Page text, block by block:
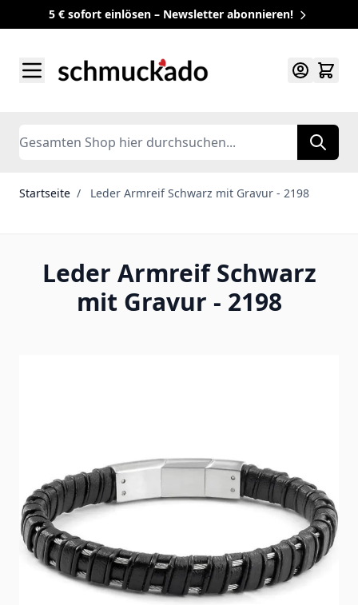
5 € sofort einlösen – Newsletter abonnieren!
Search
Startseite / Leder Armreif Schwarz mit Gravur - 2198
Leder Armreif Schwarz
mit Gravur - 2198